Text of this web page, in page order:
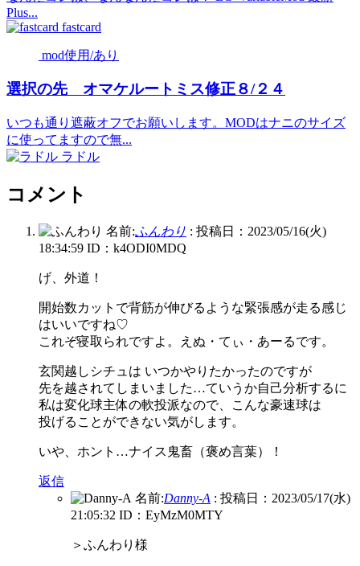
Plus...
fastcard
mod使用/あり
選択の先 オマケルートミス修正８/２４
いつも通り遮蔽オフでお願いします。MODはナニのサイズ
に使ってますので無...
ラドル
コメント
名前:ふんわり : 投稿日：2023/05/16(火)
18:34:59 ID：k4ODI0MDQ
げ、外道！
開始数カットで背筋が伸びるような緊張感が走る感じ
はいいですね♡
これぞ寝取られですよ。えぬ・てぃ・あーるです。
玄関越しシチュは いつかやりたかったのですが
先を越されてしまいました…ていうか自己分析するに
私は変化球主体の軟投派なので、こんな豪速球は
投げることができない気がします。
いや、ホント…ナイス鬼畜（褒め言葉）！
返信
名前:Danny-A : 投稿日：2023/05/17(水)
21:05:32 ID：EyMzM0MTY
＞ふんわり様